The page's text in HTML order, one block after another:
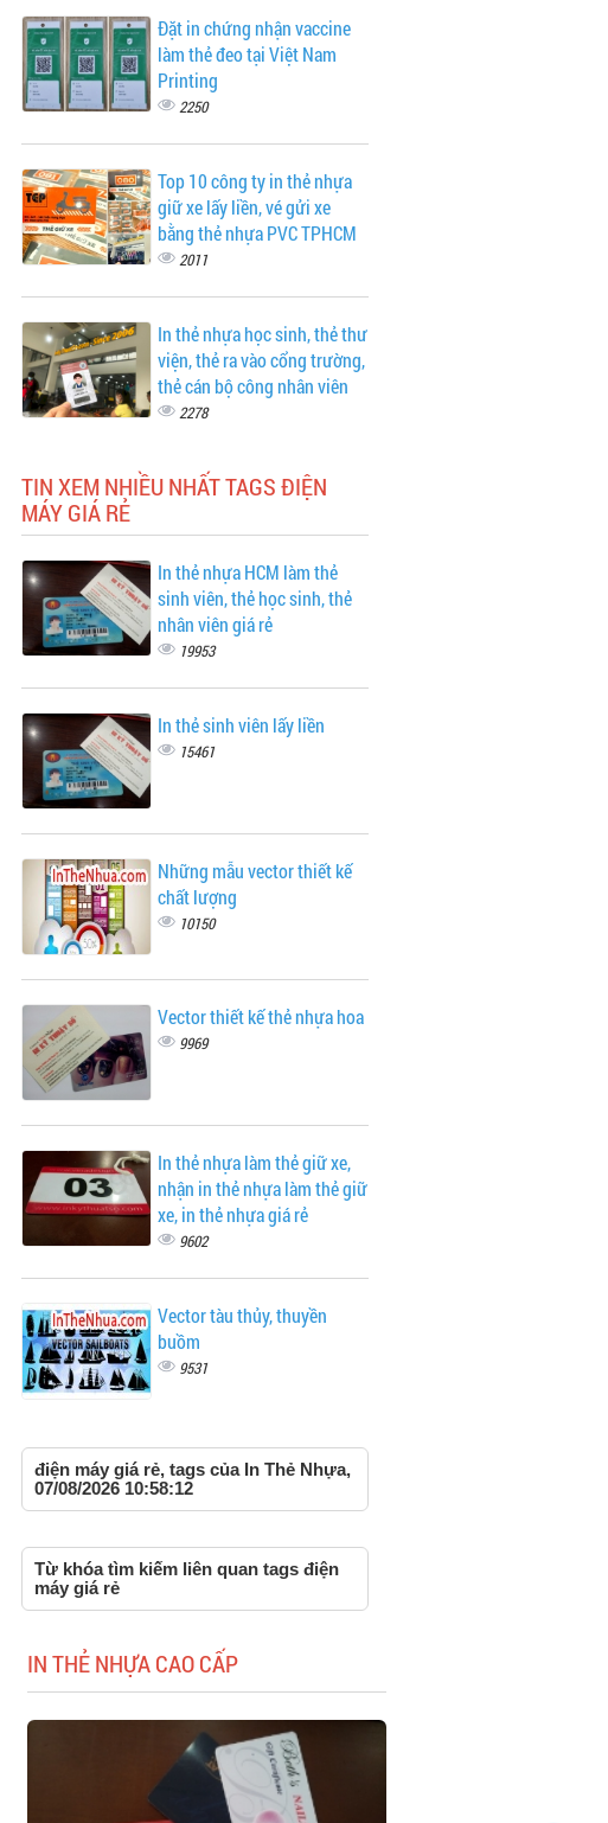
Đặt in chứng nhận vaccine
làm thẻ đeo tại Việt Nam
Printing
2250
Top 10 công ty in thẻ nhựa
giữ xe lấy liền, vé gửi xe
bằng thẻ nhựa PVC TPHCM
2011
In thẻ nhựa học sinh, thẻ thư
viện, thẻ ra vào cổng trường,
thẻ cán bộ công nhân viên
2278
TIN XEM NHIỀU NHẤT TAGS ĐIỆN
MÁY GIÁ RẺ
In thẻ nhựa HCM làm thẻ
sinh viên, thẻ học sinh, thẻ
nhân viên giá rẻ
19953
In thẻ sinh viên lấy liền
15461
Những mẫu vector thiết kế
chất lượng
10150
Vector thiết kế thẻ nhựa hoa
9969
In thẻ nhựa làm thẻ giữ xe,
nhận in thẻ nhựa làm thẻ giữ
xe, in thẻ nhựa giá rẻ
9602
Vector tàu thủy, thuyền
buồm
9531
điện máy giá rẻ, tags của In Thẻ Nhựa,
07/08/2026 10:58:12
Từ khóa tìm kiếm liên quan tags điện
máy giá rẻ
IN THẺ NHỰA CAO CẤP